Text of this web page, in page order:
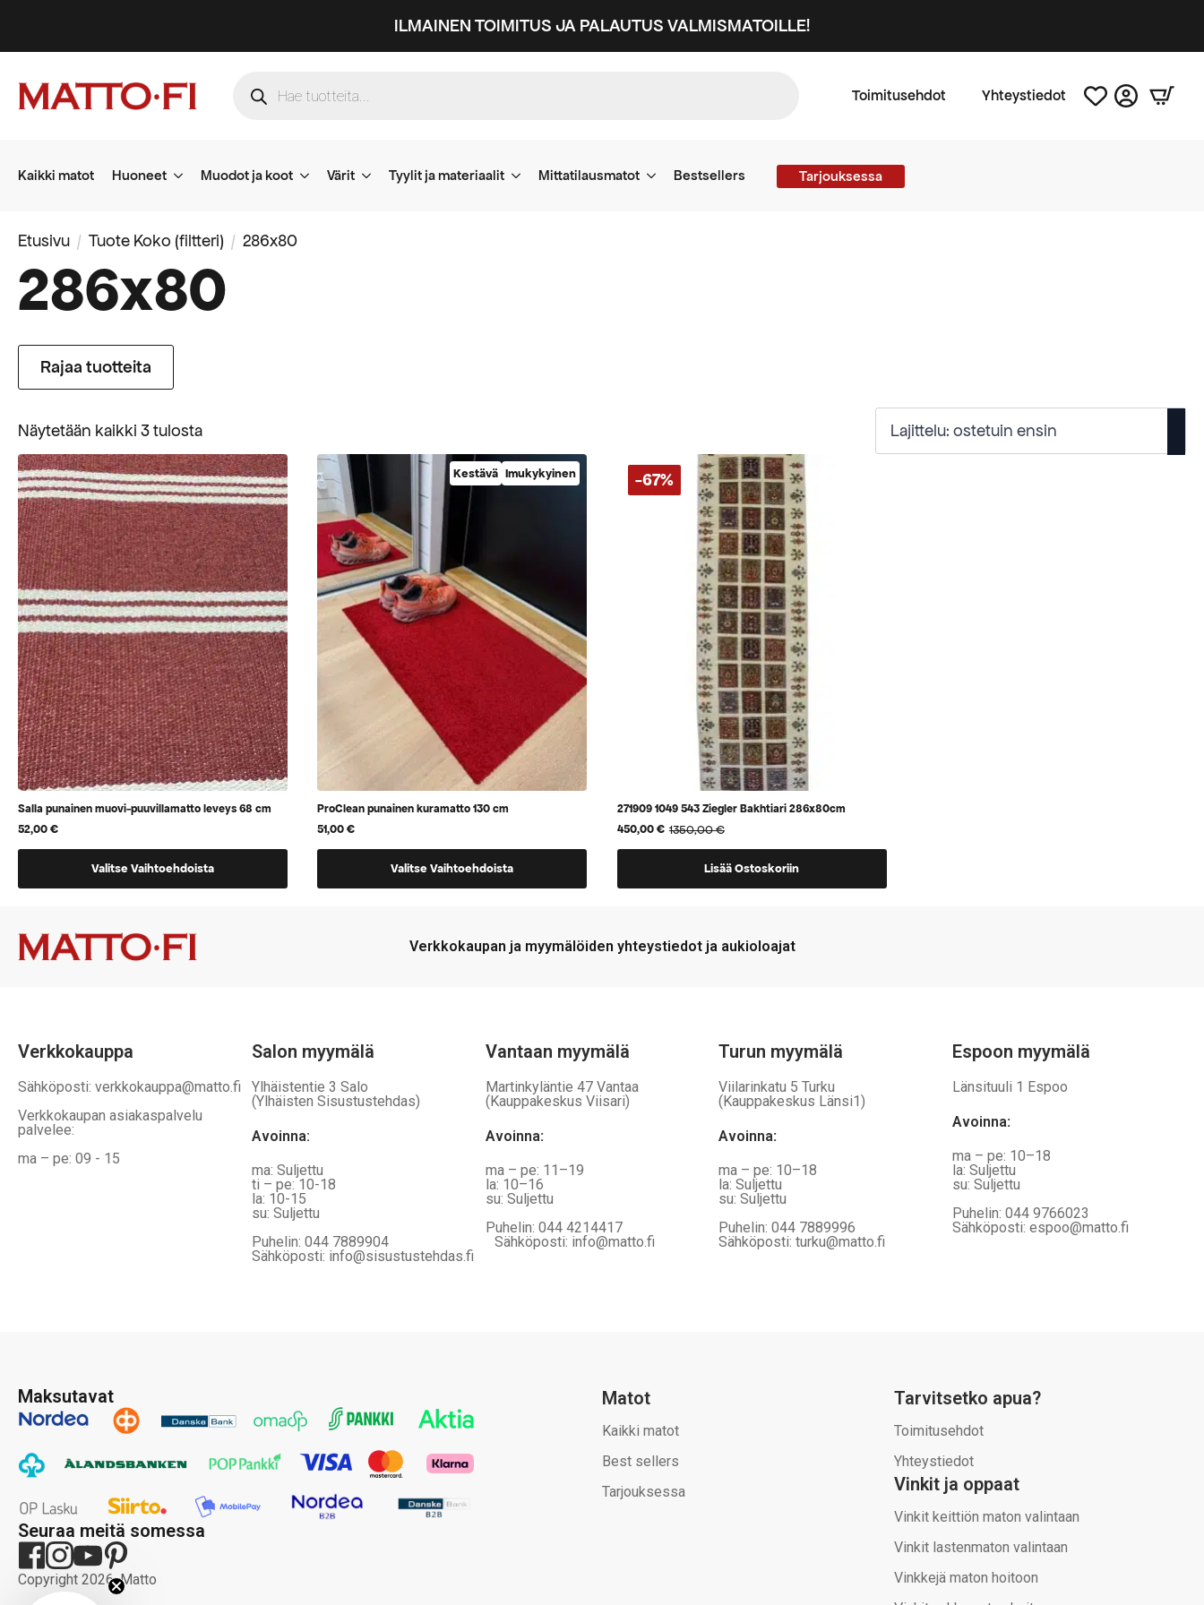
ILMAINEN TOIMITUS JA PALAUTUS VALMISMATOILLE!
search
Toimitusehdot Yhteystiedot
Kaikki matot Huoneet Muodot ja koot Värit Tyylit ja materiaalit Mittatilausmatot Bestsellers Tarjouksessa
Etusivu Tuote Koko (filtteri) 286x80
286x80
Rajaa tuotteita
Näytetään kaikki 3 tulostaSuosituimmat
ensin
Salla punainen muovi-puuvillamatto leveys 68 cm
52,00€
Valitse Vaihtoehdoista
tuotteella
vaihtoehtoja,
jotka
sivulla
Kestävä Imukykyinen
ProClean punainen kuramatto 130 cm
51,00€
Valitse Vaihtoehdoista
tuotteella
sivulla
-67%
271909 1049 543 Ziegler Bakhtiari 286x80cm
1350,00€
Alkuperäinen
hinta
450,00€
Nykyinen
hinta
Lisää Ostoskoriin
Verkkokaupan ja myymälöiden yhteystiedot ja aukioloajat
Verkkokauppa
Sähköposti: verkkokauppa@matto.fi
Verkkokaupan asiakaspalvelu
palvelee:
ma – pe: 09 - 15
Salon myymälä
Ylhäistentie 3 Salo
(Ylhäisten Sisustustehdas)
Avoinna:
ma: Suljettu
ti – pe: 10-18
la: 10-15
su: Suljettu
Puhelin: 044 7889904
Sähköposti: info@sisustustehdas.fi
Vantaan myymälä
Martinkyläntie 47 Vantaa
(Kauppakeskus Viisari)
Avoinna:
ma – pe: 11–19
la: 10–16
su: Suljettu
Puhelin: 044 4214417
Sähköposti: info@matto.fi
Turun myymälä
Viilarinkatu 5 Turku
(Kauppakeskus Länsi1)
Avoinna:
ma – pe: 10–18
la: Suljettu
su: Suljettu
Puhelin: 044 7889996
Sähköposti: turku@matto.fi
Espoon myymälä
Länsituuli 1 Espoo
Avoinna:
ma – pe: 10–18
la: Suljettu
su: Suljettu
Puhelin: 044 9766023
Sähköposti: espoo@matto.fi
Maksutavat
Seuraa meitä somessa
Copyright 2026, Matto
Matot
Kaikki matot
Best sellers
Tarjouksessa
Tarvitsetko apua?
Toimitusehdot
Yhteystiedot
Vinkit ja oppaat
Vinkit keittiön maton valintaan
Vinkit lastenmaton valintaan
Vinkkejä maton hoitoon